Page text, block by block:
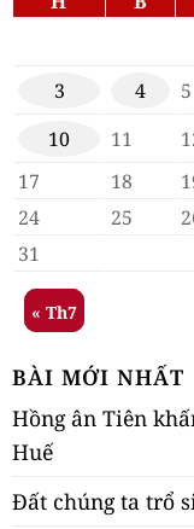
3
4 5
10
11
17
18
24
25
31
« Th7
BÀI MỚI NHẤT
Hồng ân Tiên
Huế
Đất chúng ta trổ